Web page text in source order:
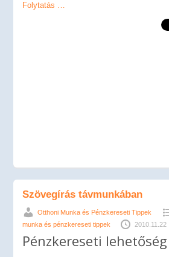
Folytatás …
Szövegírás távmunkában
Otthoni Munka és Pénzkereseti Tippek
munka és pénzkereseti tippek
2010.11.22
Pénzkereseti lehetőség